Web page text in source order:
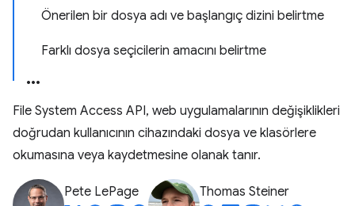
Önerilen bir dosya adı ve başlangıç dizini belirtme
Farklı dosya seçicilerin amacını belirtme
File System Access API, web uygulamalarının değişiklikleri
doğrudan kullanıcının cihazındaki dosya ve klasörlere
okumasına veya kaydetmesine olanak tanır.
Pete LePage Thomas Steiner